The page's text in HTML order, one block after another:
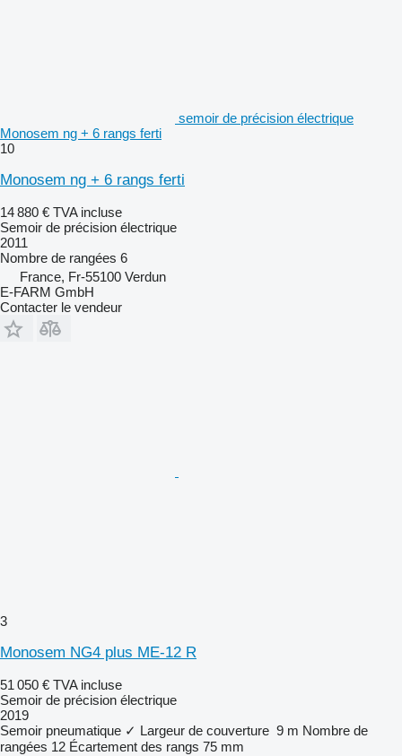
semoir de précision électrique
Monosem ng + 6 rangs ferti
10
Monosem ng + 6 rangs ferti
14 880 € TVA incluse
Semoir de précision électrique
2011
Nombre de rangées 6
France, Fr-55100 Verdun
E-FARM GmbH
Contacter le vendeur
3
Monosem NG4 plus ME-12 R
51 050 € TVA incluse
Semoir de précision électrique
2019
Semoir pneumatique ✓ Largeur de couverture 9 m Nombre de
rangées 12 Écartement des rangs 75 mm